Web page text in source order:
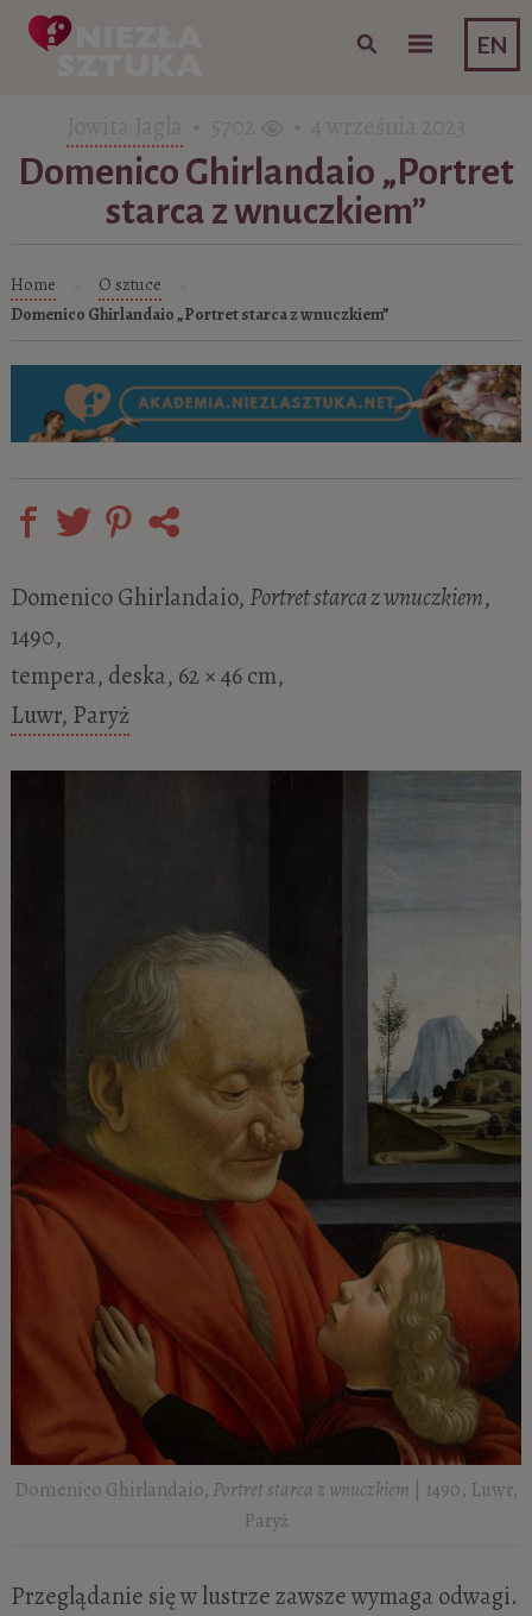
EN
Skip to content
Domenico Ghirlandaio „Portret
starca z wnuczkiem”
Home O sztuce
Domenico Ghirlandaio „Portret starca z wnuczkiem”
Domenico Ghirlandaio, Portret starca z wnuczkiem,
1490,
tempera, deska, 62 × 46 cm,
Luwr, Paryż
Domenico Ghirlandaio, Portret starca z wnuczkiem | 1490, Luwr,
Paryż
Przeglądanie się w lustrze zawsze wymaga odwagi.